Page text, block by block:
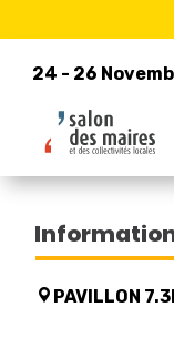
24 - 26
24 - 26
Retour à la
IDEMIA
PAVILLON